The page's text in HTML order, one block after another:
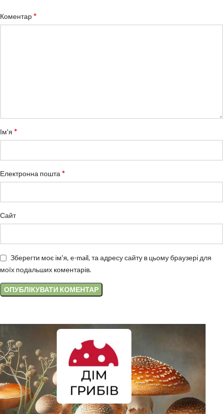
Коментар*
Ім'я *
Електронна пошта *
Сайт
Зберегти моє ім'я, e-mail, та адресу сайту в цьому браузері для
моїх подальших коментарів.